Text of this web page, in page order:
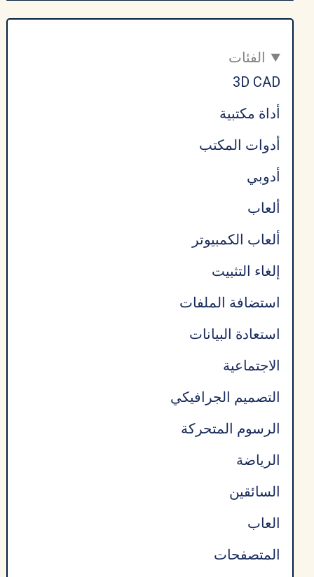
–
الدليل
الفئات
3D CAD
أداة مكتبية
أدوات المكتب
أدوبي
ألعاب
ألعاب الكمبيوتر
إلغاء التثبيت
استضافة الملفات
استعادة البيانات
الاجتماعية
التصميم الجرافيكي
الرسوم المتحركة
الرياضة
السائقين
العاب
المتصفحات